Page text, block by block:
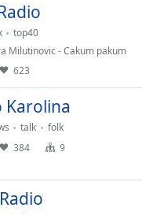
top40
Milutinovic - Cakum pakum
623
Karolina
talk
folk
384 9